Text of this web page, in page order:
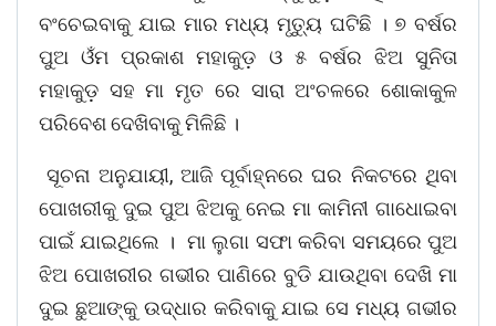
ବଂଚେଇବାକୁ ଯାଇ ମାର ମଧ୍ୟ ମୃତ୍ୟୁ ଘଟିଛି । ୭ ବର୍ଷର
ପୁଅ ଓଁମ ପ୍ରକାଶ ମହାକୁଡ଼ ଓ ୫ ବର୍ଷର ଝିଅ ସୁନିତା
ମହାକୁଡ଼ ସହ ମା ମୃତ ରେ ସାରା ଅଂଚଳରେ ଶୋକାକୁଳ
ପରିବେଶ ଦେଖିବାକୁ ମିଳିଛି ।
ସୂଚନା ଅନୁଯାୟୀ, ଆଜି ପୂର୍ବାହ୍ନରେ ଘର ନିକଟରେ ଥିବା
ପୋଖରୀକୁ ଦୁଇ ପୁଅ ଝିଅକୁ ନେଇ ମା କାମିନୀ ଗାଧୋଇବା
ପାଇଁ ଯାଇଥିଲେ । ମା ଲୁଗା ସଫା କରିବା ସମୟରେ ପୁଅ
ଝିଅ ପୋଖରୀର ଗଭୀର ପାଣିରେ ବୁଡି ଯାଉଥିବା ଦେଖି ମା
ଦୁଇ ଛୁଆଙ୍କୁ ଉଦ୍ଧାର କରିବାକୁ ଯାଇ ସେ ମଧ୍ୟ ଗଭୀର